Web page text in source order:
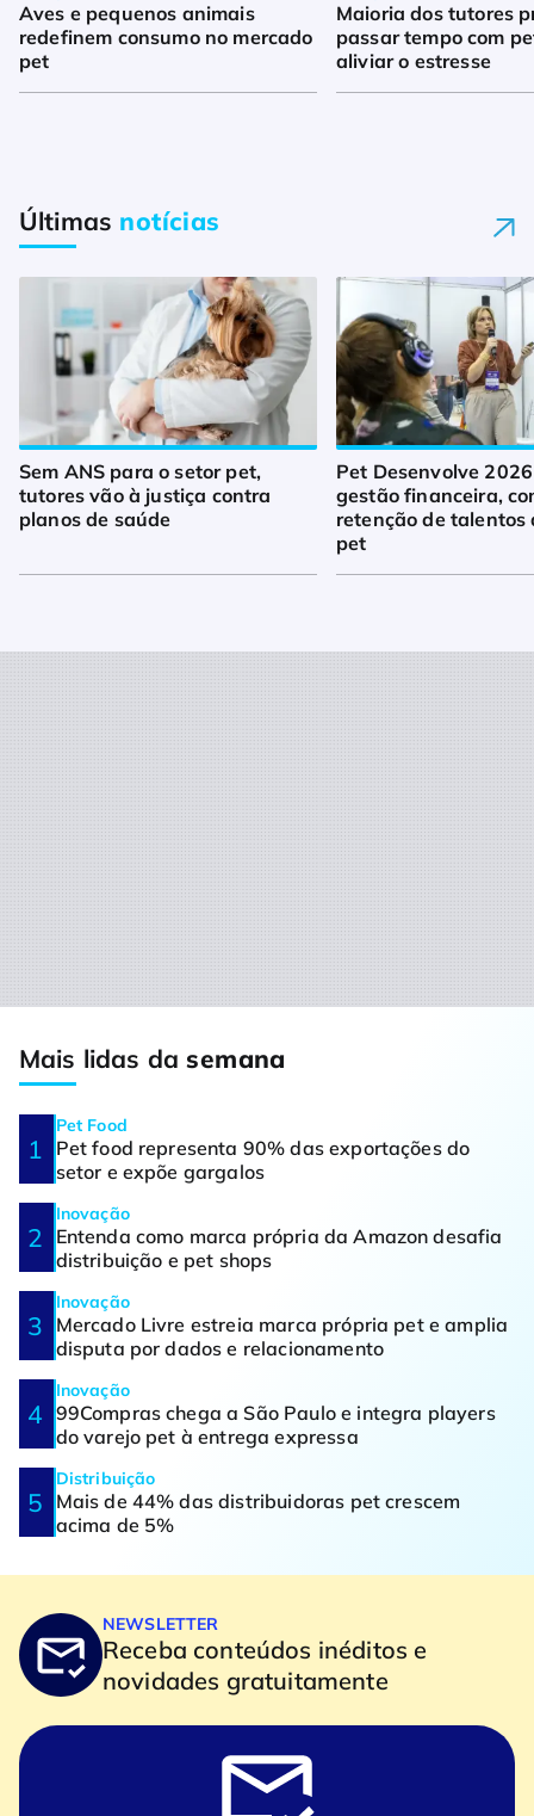
Aves e pequenos animais
redefinem consumo no mercado
pet
Maioria dos tutores
passar tempo com
aliviar o estresse
Últimas notícias
Sem ANS para o setor pet,
tutores vão à justiça contra
planos de saúde
Pet Desenvolve
gestão financeira,
retenção de talentos
pet
Mais lidas dasemana
Pet Food
Pet food representa 90% das exportações do
setor e expõe gargalos
Inovação
Entenda como marca própria da Amazon desafia
distribuição e pet shops
Inovação
Mercado Livre estreia marca própria pet e amplia
disputa por dados e relacionamento
Inovação
99Compras chega a São Paulo e integra players
do varejo pet à entrega expressa
Distribuição
Mais de 44% das distribuidoras pet crescem
acima de 5%
NEWSLETTER
Receba conteúdos inéditos e
novidades gratuitamente